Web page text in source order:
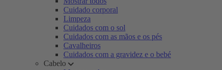
Cuidado corporal
Limpeza
Cuidados com o sol
Cuidados com as mãos e os pés
Cavalheiros
Cuidados com a gravidez e o bebé
Cabelo